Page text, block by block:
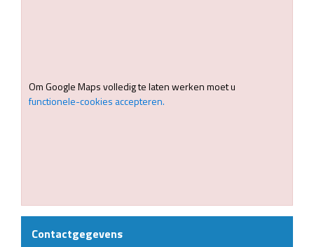
Om Google Maps volledig te laten werken moet u
functionele-cookies accepteren.
Contactgegevens